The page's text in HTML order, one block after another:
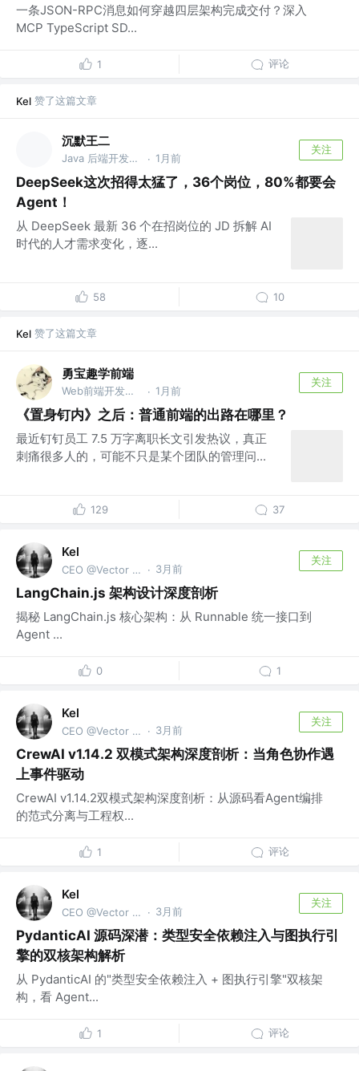
一条JSON-RPC消息如何穿越四层架构完成交付？深入
MCP TypeScript SD...
1 评论
Kel 赞了这篇文章
沉默王二
Java 后端开发工程师 · 1月前
关注
DeepSeek这次招得太猛了，36个岗位，80%都要会
Agent！
从 DeepSeek 最新 36 个在招岗位的 JD 拆解 AI
时代的人才需求变化，逐...
58 10
Kel 赞了这篇文章
勇宝趣学前端
Web前端开发工程师 · 1月前
关注
《置身钉内》之后：普通前端的出路在哪里？
最近钉钉员工 7.5 万字离职长文引发热议，真正
刺痛很多人的，可能不只是某个团队的管理问...
129 37
Kel
CEO @Vector Trek · 3月前
关注
LangChain.js 架构设计深度剖析
揭秘 LangChain.js 核心架构：从 Runnable 统一接口到
Agent ...
0 1
Kel
CEO @Vector Trek · 3月前
关注
CrewAI v1.14.2 双模式架构深度剖析：当角色协作遇
上事件驱动
CrewAI v1.14.2双模式架构深度剖析：从源码看Agent编排
的范式分离与工程权...
1 评论
Kel
CEO @Vector Trek · 3月前
关注
PydanticAI 源码深潜：类型安全依赖注入与图执行引
擎的双核架构解析
从 PydanticAI 的"类型安全依赖注入 + 图执行引擎"双核架
构，看 Agent...
1 评论